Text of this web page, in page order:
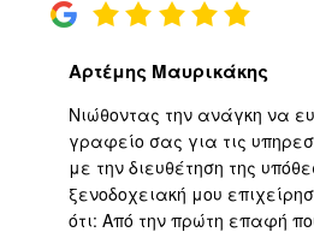
Αρτέμης Μαυρικάκης
Νιώθοντας την ανάγκη να
γραφείο σας για τις
με την διευθέτηση της
ξενοδοχειακή μου
ότι: Από την πρώτη επαφή